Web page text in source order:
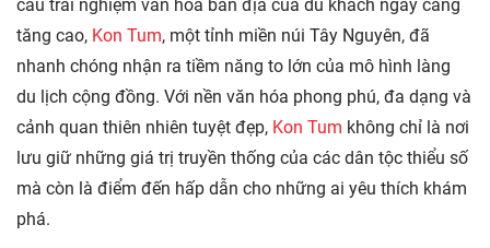
cầu trải nghiệm văn hóa bản địa của du khách ngày càng
tăng cao, Kon Tum, một tỉnh miền núi Tây Nguyên, đã
nhanh chóng nhận ra tiềm năng to lớn của mô hình làng
du lịch cộng đồng. Với nền văn hóa phong phú, đa dạng và
cảnh quan thiên nhiên tuyệt đẹp, Kon Tum không chỉ là nơi
lưu giữ những giá trị truyền thống của các dân tộc thiểu số
mà còn là điểm đến hấp dẫn cho những ai yêu thích khám
phá.